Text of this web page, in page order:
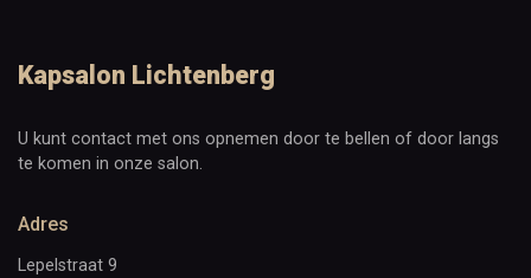
Kapsalon Lichtenberg
U kunt contact met ons opnemen door te bellen of door langs
te komen in onze salon.
Adres
Lepelstraat 9